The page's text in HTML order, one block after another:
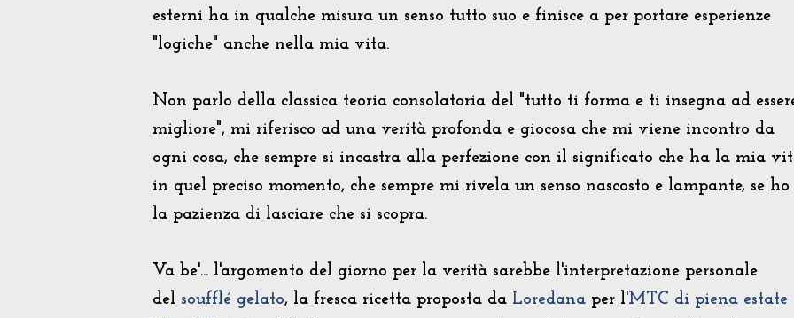
esterni ha in qualche misura un senso tutto suo e finisce a per portare esperienze
"logiche" anche nella mia vita.
Non parlo della classica teoria consolatoria del "tutto ti forma e ti insegna ad
migliore", mi riferisco ad una verità profonda e giocosa che mi viene incontro da
ogni cosa, che sempre si incastra alla perfezione con il significato che ha la mia
in quel preciso momento, che sempre mi rivela un senso nascosto e lampante, se ho
la pazienza di lasciare che si scopra.
Va be'... l'argomento del giorno per la verità sarebbe l'interpretazione personale
del soufflé gelato, la fresca ricetta proposta da Loredana per l'MTC di piena estate